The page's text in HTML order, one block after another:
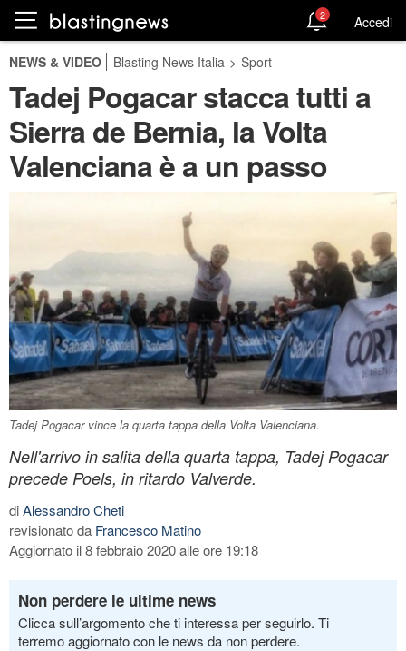
2 Accedi
NEWS & VIDEO Blasting News Italia > Sport
Tadej Pogacar stacca tutti a
Sierra de Bernia, la Volta
Valenciana è a un passo
Tadej Pogacar vince la quarta tappa della Volta Valenciana.
Nell'arrivo in salita della quarta tappa, Tadej Pogacar
precede Poels, in ritardo Valverde.
diAlessandro Cheti
revisionato da Francesco Matino
Aggiornato il 8 febbraio 2020 alle ore 19:18
Non perdere le ultime news
Clicca sull’argomento che ti interessa per seguirlo. Ti
terremo aggiornato con le news da non perdere.